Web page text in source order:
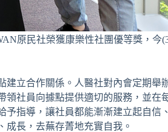
原民社榮獲康樂性社團優等獎，今
立合作關係。人醫社對內會定期舉
社員向據點提供適切的服務，並
指導，讓社員都能漸漸建立起自信
成長，去蕪存菁地充實自我。